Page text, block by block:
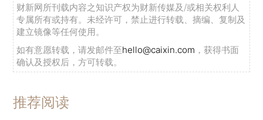
作为一种产权类型的科学发现的优先权。然后，我
将探讨科学竞争中的赢家通吃属性和不公平特征，
接下来是效率分析，继而讨论及时披露信息的激励
与特定产权类型有何联系。本文将指出，与流行的
见，在非营利部门工作的科学家也会把研究信息“私
有化”。
财新网所刊载内容之知识产权为财新传媒及/或相关权利人
专属所有或持有。未经许可，禁止进行转载、摘编、复制及
建立镜像等任何使用。
如有意愿转载，请发邮件至hello@caixin.com ，获得书面
确认及授权后，方可转载。
推荐阅读